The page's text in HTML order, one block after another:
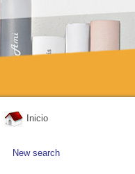
Inicio
New search